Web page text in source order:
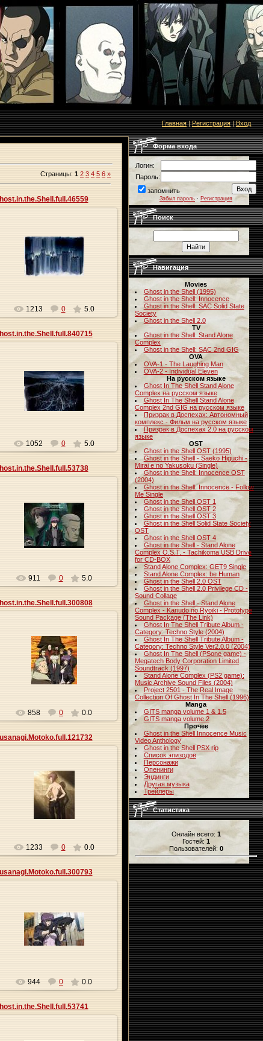
Главная|Регистрация|Вход
Страницы: 1 2 3 4 5 6 »
27.05.2013
Origa
1213 0 5.0
27.05.2013
Origa
1052 0 5.0
27.05.2013
Origa
911 0 5.0
27.05.2013
Origa
858 0 0.0
27.05.2013
Origa
1233 0 0.0
27.05.2013
Origa
944 0 0.0
Форма входа
Логин:
Пароль:
запомнить
Забыл пароль · Регистрация
Поиск
Навигация
Movies
Ghost in the Shell (1995)
Ghost in the Shell: Innocence
Ghost in the Shell: SAC Solid State
Society
Ghost in the Shell 2.0
TV
Ghost in the Shell: Stand Alone
Complex
Ghost in the Shell: SAC 2nd GIG
OVA
OVA-1 - The Laughing Man
OVA-2 - Individual Eleven
На русском языке
Ghost In The Shell Stand Alone
Complex на русском языке
Ghost In The Shell Stand Alone
Complex 2nd GIG на русском языке
Призрак в Доспехах: Автономный
комплекс - Фильм на русском языке
Призрак в Доспехах 2.0 на русском
языке
OST
Ghost in the Shell OST (1995)
Ghost in the Shell - Saeko Higuchi -
Mirai e no Yakusoku (Single)
Ghost in the Shell: Innocence OST
(2004)
Ghost in the Shell: Innocence - Follow
Me Single
Ghost in the Shell OST 1
Ghost in the Shell OST 2
Ghost in the Shell OST 3
Ghost in the Shell Solid State Society
OST
Ghost in the Shell OST 4
Ghost in the Shell - Stand Alone
Complex O.S.T. - Tachikoma USB Drive
for CD-BOX
Stand Alone Complex: GET9 Single
Stand Alone Complex: be Human
Ghost in the Shell 2.0 OST
Ghost in the Shell 2.0 Privilege CD -
Sound Collage
Ghost in the Shell - Stand Alone
Complex - Kariudo no Ryoiki - Prototype
Sound Package (The Link)
Ghost In The Shell Tribute Album -
Category: Techno Style (2004)
Ghost In The Shell Tribute Album -
Category: Techno Style Ver2.0.0 (2004)
Ghost In The Shell (PSone game) -
Megatech Body Corporation Limited
Soundtrack (1997)
Stand Alone Complex (PS2 game):
Music Archive Sound Files (2004)
Project 2501 - The Real Image
Collection Of Ghost In The Shell (1996)
Manga
GITS manga volume 1 & 1.5
GITS manga volume 2
Прочее
Ghost in the Shell Innocence Music
Video Anthology
Ghost in the Shell PSX rip
Список эпизодов
Персонажи
Опенинги
Эндинги
Другая музыка
Трейлеры
Статистика
Онлайн всего: 1
Гостей: 1
Пользователей: 0